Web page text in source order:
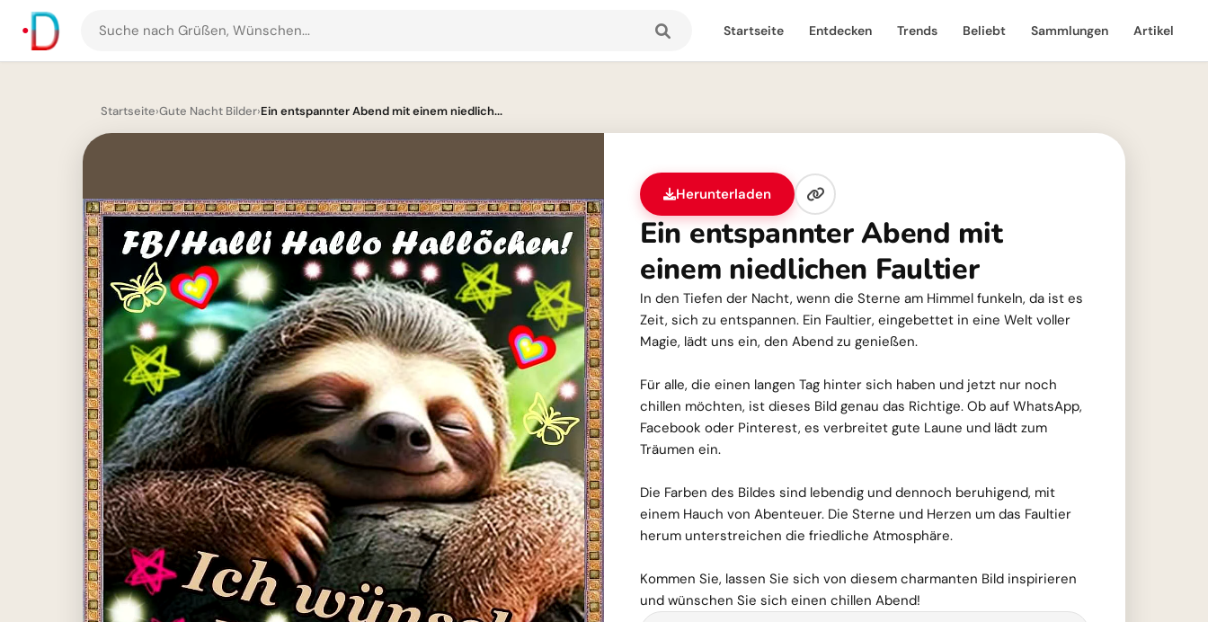
Suche
nach
und
Startseite Entdecken Trends Beliebt Sammlungen Artikel
Startseite›Gute Nacht Bilder›Ein entspannter Abend mit einem niedlich...
Herunterladen
Ein entspannter Abend mit
einem niedlichen Faultier
In den Tiefen der Nacht, wenn die Sterne am Himmel funkeln, da ist es
Zeit, sich zu entspannen. Ein Faultier, eingebettet in eine Welt voller
Magie, lädt uns ein, den Abend zu genießen.
Für alle, die einen langen Tag hinter sich haben und jetzt nur noch
chillen möchten, ist dieses Bild genau das Richtige. Ob auf WhatsApp,
Facebook oder Pinterest, es verbreitet gute Laune und lädt zum
Träumen ein.
Die Farben des Bildes sind lebendig und dennoch beruhigend, mit
einem Hauch von Abenteuer. Die Sterne und Herzen um das Faultier
herum unterstreichen die friedliche Atmosphäre.
Kommen Sie, lassen Sie sich von diesem charmanten Bild inspirieren
und wünschen Sie sich einen chillen Abend!